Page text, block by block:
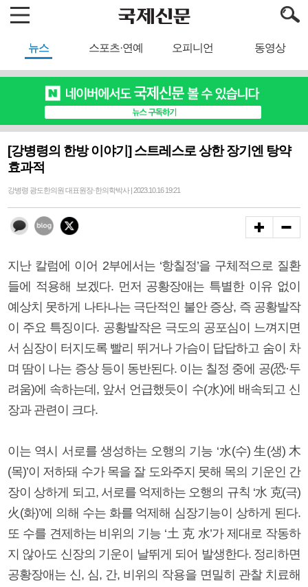
뉴스 스포츠·연예 오피니언 동영상
[강병령의 한방 이야기] 스트레스로 상한 장기엔 탕약
효과적
강병령 광도한의원 대표원장·한의학박사 | 2023.10.16 19:21
지난 칼럼에 이어 2부에서는 ‘항칠정’을 구체적으로 질환
들에 적용해 보겠다. 먼저 공황장애는 특별한 이유 없이
예상치 못하게 나타나는 극단적인 불안 증상, 즉 공황발작
이 주요 특징이다. 공황발작은 극도의 공포심이 느껴지면
서 심장이 터지도록 빨리 뛰거나 가슴이 답답하고 숨이 차
며 땀이 나는 증상 등이 동반된다. 이는 칠정 중에 공(恐·두
려움)에 속하는데, 앞서 언급했듯이 수(水)에 배속되고 신
장과 관련이 크다.
이는 역시 서로를 생성하는 오행의 기능 ‘水(수) 生(생) 木
(목)’이 저하돼 수가 목을 잘 도와주지 못해 목의 기운인 간
장이 상하게 되고, 서로를 억제하는 오행의 규칙 ‘水 克(극)
火(화)’에 의해 수는 화를 억제해 심장기능이 상하게 된다.
또 수를 견제하는 비위의 기능 ‘土 克 水’가 제대로 작동하
지 않아도 신장의 기운이 날뛰게 되어 발생한다. 정리하면
공황장애는 신, 심, 간, 비위의 작용을 면밀히 관찰 치료해